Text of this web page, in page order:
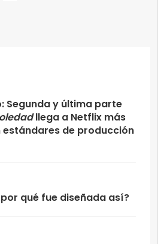
Segunda y última parte
llega a Netflix más
de producción
qué fue diseñada así?